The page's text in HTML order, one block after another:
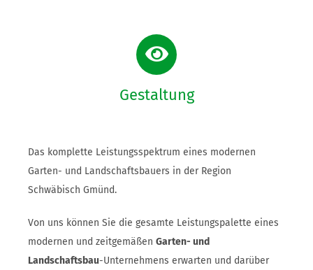
Gestaltung
Das komplette Leistungsspektrum eines modernen
Garten- und Landschaftsbauers in der Region
Schwäbisch Gmünd.
Von uns können Sie die gesamte Leistungspalette eines
modernen und zeitgemäßen Garten- und
Landschaftsbau-Unternehmens erwarten und darüber